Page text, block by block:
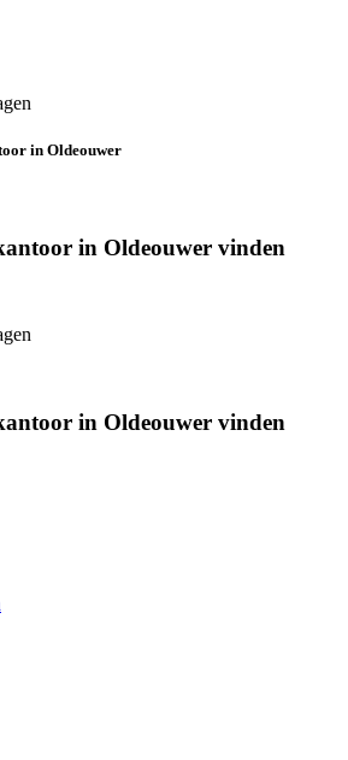
in Oldeouwer
in Oldeouwer vinden
in Oldeouwer vinden